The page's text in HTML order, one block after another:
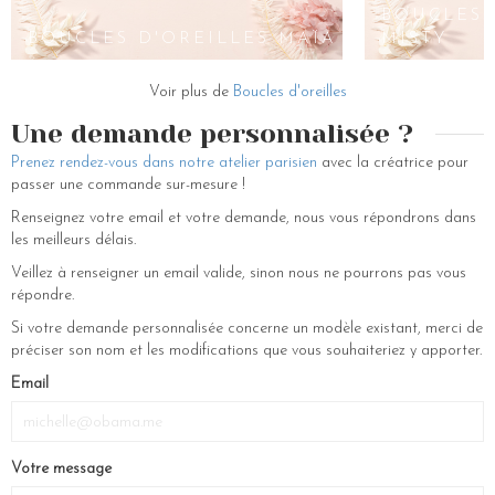
votre précieuse paire de boucle d oreille créole ? Nos accessoires sont
livrés dans leur écrin, chaque accessoire ou bijoux boucles d oreilles
composés de métaux précieux et de fleurs éternelles se conservent à
l’abri de l’humidité et de la lumière directe.
MARIE-
AGNÈS
BOUCLES D'OREILLES MAÏA
BOUCLES
MISTY
Voir plus de Boucles d'oreilles
Une demande personnalisée ?
Prenez rendez-vous dans notre atelier parisien avec la créatrice pour
passer une commande sur-mesure !
Renseignez votre email et votre demande, nous vous répondrons dans
les meilleurs délais.
Veillez à renseigner un email valide, sinon nous ne pourrons pas vous
répondre.
Si votre demande personnalisée concerne un modèle existant, merci de
préciser son nom et les modifications que vous souhaiteriez y apporter.
Email
Votre message